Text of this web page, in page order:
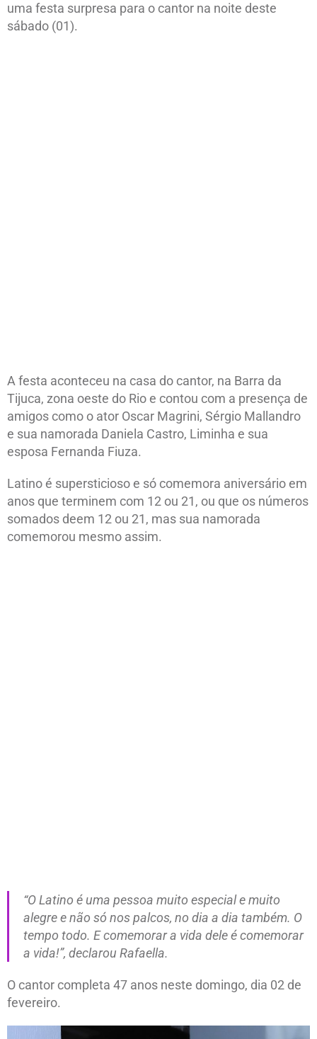
uma festa surpresa para o cantor na noite deste
sábado (01).
A festa aconteceu na casa do cantor, na Barra da
Tijuca, zona oeste do Rio e contou com a presença de
amigos como o ator Oscar Magrini, Sérgio Mallandro
e sua namorada Daniela Castro, Liminha e sua
esposa Fernanda Fiuza.
Latino é supersticioso e só comemora aniversário em
anos que terminem com 12 ou 21, ou que os números
somados deem 12 ou 21, mas sua namorada
comemorou mesmo assim.
“O Latino é uma pessoa muito especial e muito
alegre e não só nos palcos, no dia a dia também. O
tempo todo. E comemorar a vida dele é comemorar
a vida!”, declarou Rafaella.
O cantor completa 47 anos neste domingo, dia 02 de
fevereiro.